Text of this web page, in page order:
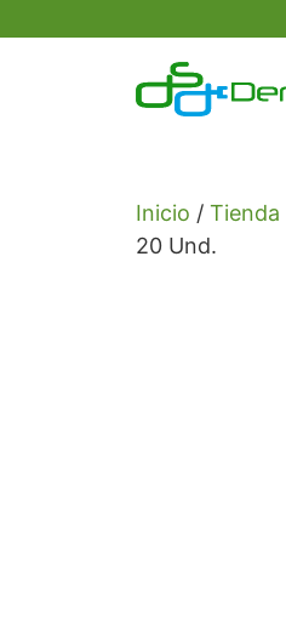
Inicio /
20 Und.